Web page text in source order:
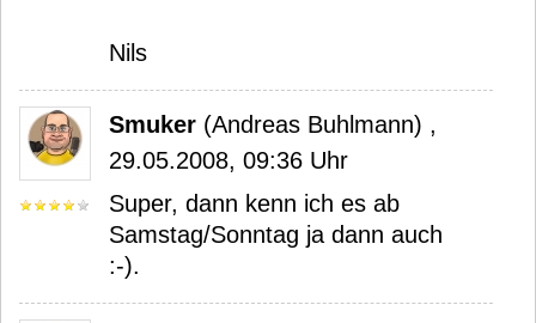
Nils
Smuker (Andreas Buhlmann) ,
29.05.2008, 09:36 Uhr
Super, dann kenn ich es ab
Samstag/Sonntag ja dann auch
:-).